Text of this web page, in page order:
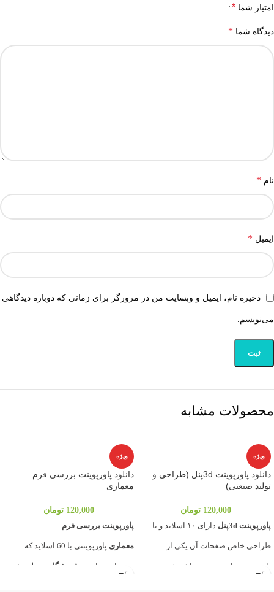
امتیاز شما *
دیدگاه شما *
نام *
ایمیل *
ذخیره نام، ایمیل و وبسایت من در مرورگر برای زمانی که دوباره دیدگاهی
می‌نویسم.
محصولات مشابه
ویژه
دانلود پاورپوینت 3dپنل (طراحی و
تولید صنعتی)
120,000 تومان
پاورپوینت 3dپنل دارای ۱۰ اسلاید و با
طراحی خاص صفحات آن یکی از
پاورپوینت های برتر می باشد همچنین
ویژه
دانلود پاورپوینت بررسی فرم
معماری
120,000 تومان
پاورپوینت بررسی فرم
معماری پاورپوینتی با 60 اسلاید که
توسط وبسایت و فروشگاه معماری نوین